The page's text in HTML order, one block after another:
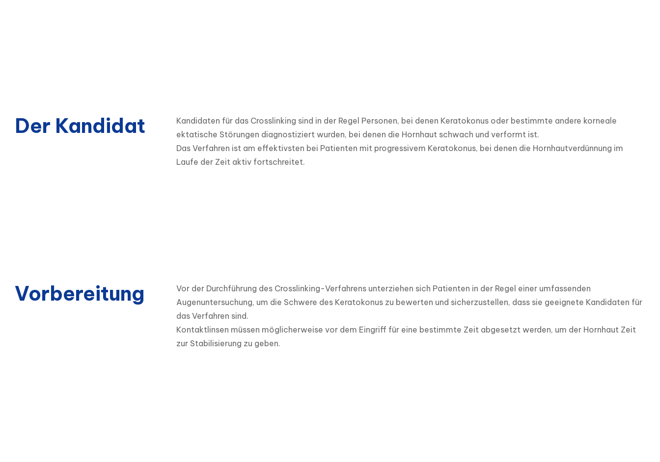
Der Kandidat
Kandidaten für das Crosslinking sind in der Regel Personen, bei denen Keratokonus oder bestimmte andere korneale
ektatische Störungen diagnostiziert wurden, bei denen die Hornhaut schwach und verformt ist.
Das Verfahren ist am effektivsten bei Patienten mit progressivem Keratokonus, bei denen die Hornhautverdünnung im
Laufe der Zeit aktiv fortschreitet.
Vorbereitung
Vor der Durchführung des Crosslinking-Verfahrens unterziehen sich Patienten in der Regel einer umfassenden
Augenuntersuchung, um die Schwere des Keratokonus zu bewerten und sicherzustellen, dass sie geeignete Kandidaten für
das Verfahren sind.
Kontaktlinsen müssen möglicherweise vor dem Eingriff für eine bestimmte Zeit abgesetzt werden, um der Hornhaut Zeit
zur Stabilisierung zu geben.